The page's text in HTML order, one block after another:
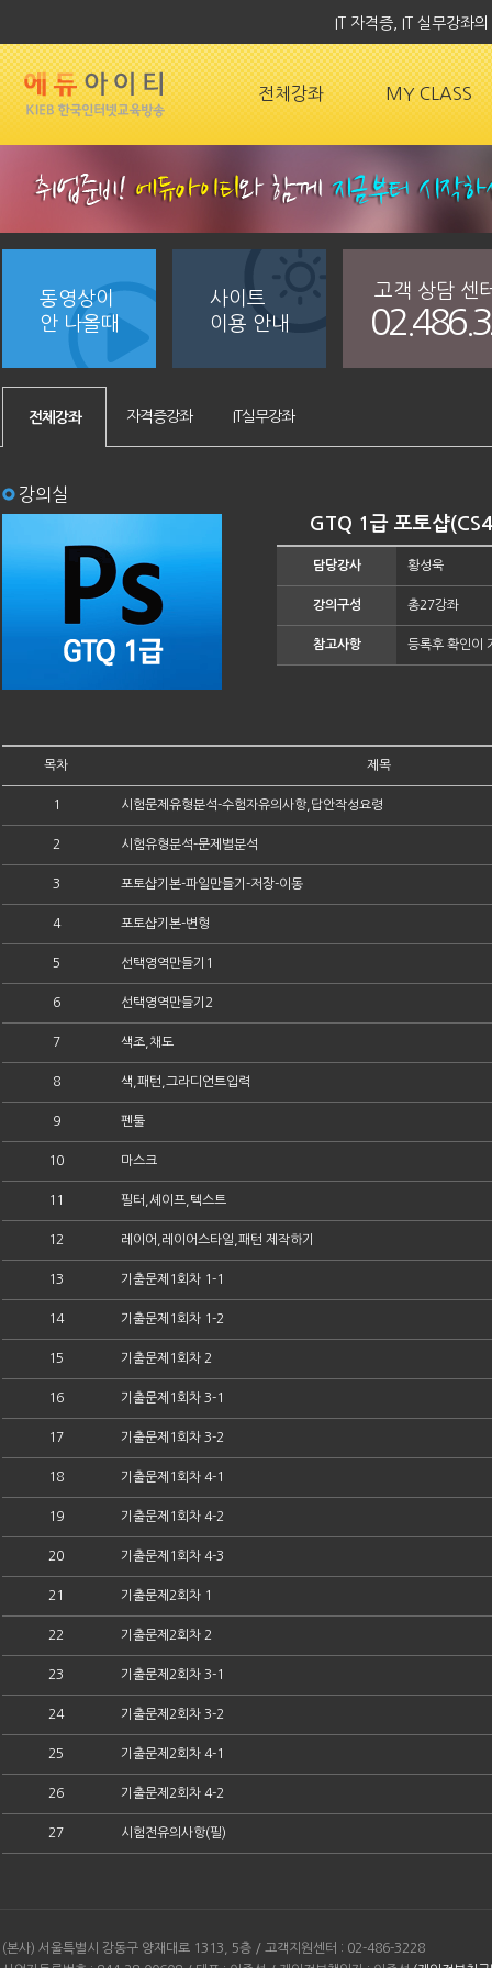
IT 자격증, IT 실무강좌
전체강좌 MY CLASS
동영상이
안 나올때
사이트
이용 안내
고객 상담 센
전체강좌 자격증강좌 IT실무강좌
강의실
GTQ 1급 포토샵
담당강사 황성욱
강의구성 총27강좌
참고사항 등록후 확인이
목차 제목
1 시험문제유형분석-수험자유의사항,답안작성요령
2 시험유형분석-문제별분석
3 포토샵기본-파일만들기-저장-이동
4 포토샵기본-변형
5 선택영역만들기1
6 선택영역만들기2
7 색조,채도
8 색,패턴,그라디언트입력
9 펜툴
10 마스크
11 필터,셰이프,텍스트
12 레이어,레이어스타일,패턴 제작하기
13 기출문제1회차 1-1
14 기출문제1회차 1-2
15 기출문제1회차 2
16 기출문제1회차 3-1
17 기출문제1회차 3-2
18 기출문제1회차 4-1
19 기출문제1회차 4-2
20 기출문제1회차 4-3
21 기출문제2회차 1
22 기출문제2회차 2
23 기출문제2회차 3-1
24 기출문제2회차 3-2
25 기출문제2회차 4-1
26 기출문제2회차 4-2
27 시험전유의사항(필)
(본사) 서울특별시 강동구 양재대로 1313, 5층 / 고객지원센터 : 02-486-3228